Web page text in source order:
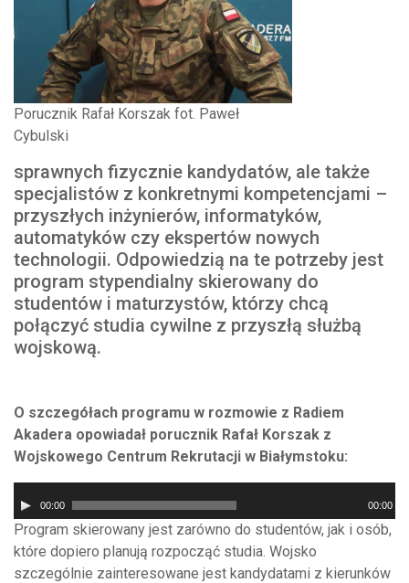
Porucznik Rafał Korszak fot. Paweł
Cybulski
sprawnych fizycznie kandydatów, ale także
specjalistów z konkretnymi kompetencjami –
przyszłych inżynierów, informatyków,
automatyków czy ekspertów nowych
technologii. Odpowiedzią na te potrzeby jest
program stypendialny skierowany do
studentów i maturzystów, którzy chcą
połączyć studia cywilne z przyszłą służbą
wojskową.
O szczegółach programu w rozmowie z Radiem
Akadera opowiadał porucznik Rafał Korszak z
Wojskowego Centrum Rekrutacji w Białymstoku:
plików
dźwiękowych
00:00 00:00
Program skierowany jest zarówno do studentów, jak i osób,
które dopiero planują rozpocząć studia. Wojsko
szczególnie zainteresowane jest kandydatami z kierunków